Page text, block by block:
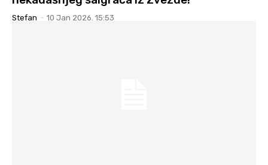
Stefan - 10 Jan 2026. 15:53